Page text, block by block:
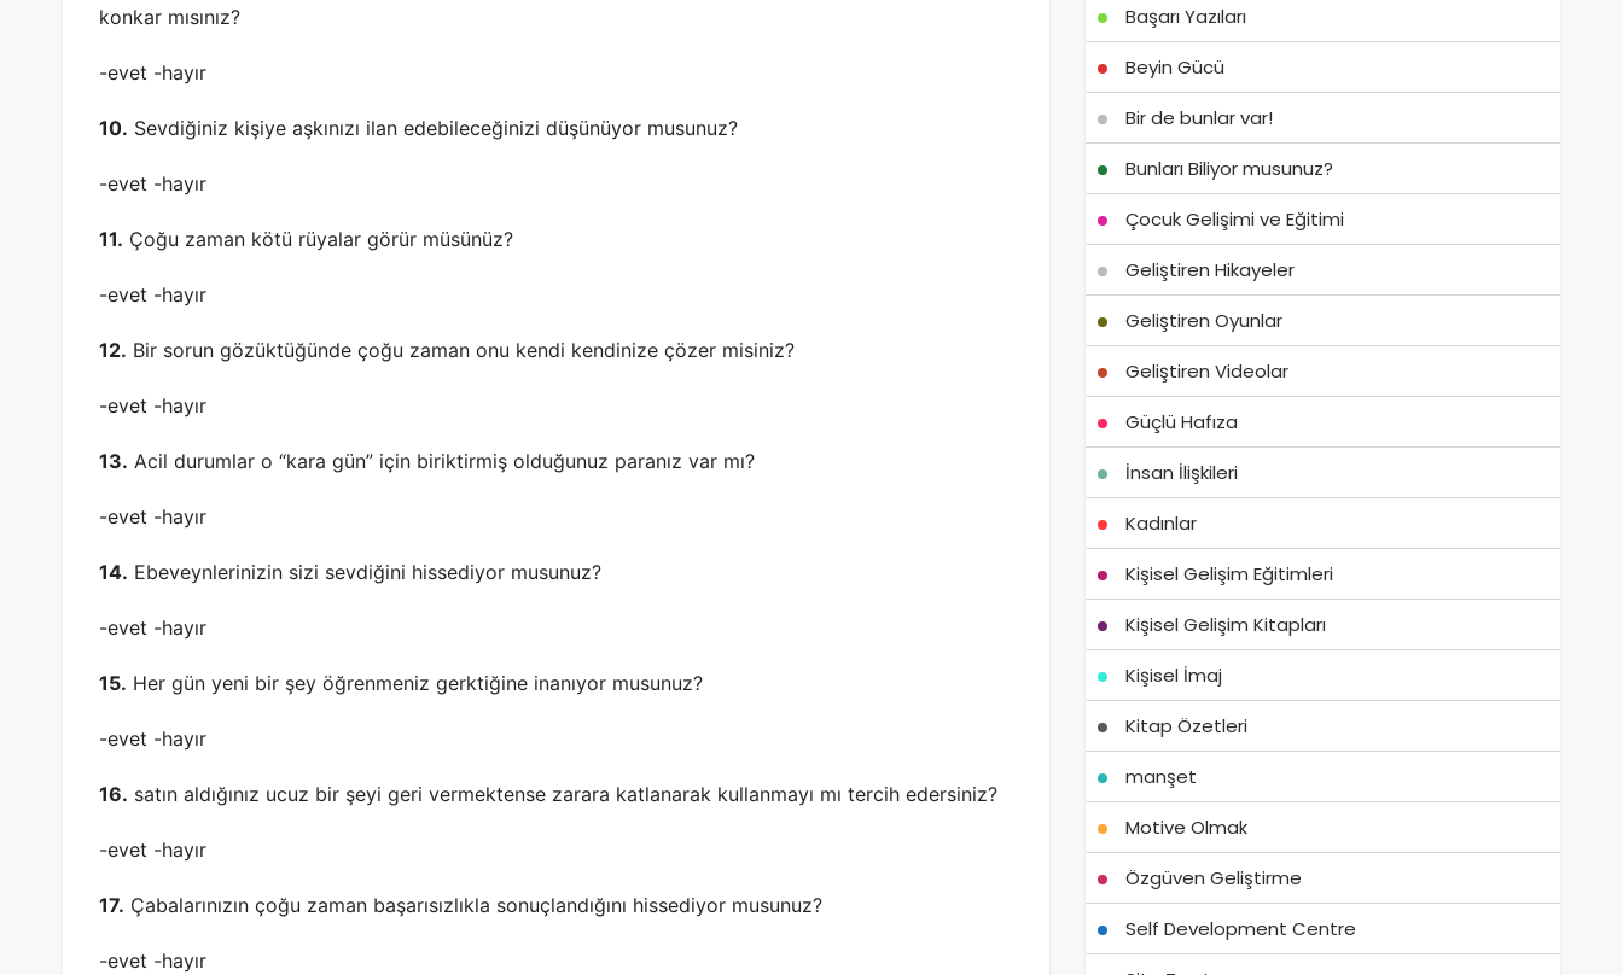
konkar mısınız?
-evet -hayır
10. Sevdiğiniz kişiye aşkınızı ilan edebileceğinizi düşünüyor musunuz?
-evet -hayır
11. Çoğu zaman kötü rüyalar görür müsünüz?
-evet -hayır
12. Bir sorun gözüktüğünde çoğu zaman onu kendi kendinize çözer misiniz?
-evet -hayır
13. Acil durumlar o “kara gün” için biriktirmiş olduğunuz paranız var mı?
-evet -hayır
14. Ebeveynlerinizin sizi sevdiğini hissediyor musunuz?
-evet -hayır
15. Her gün yeni bir şey öğrenmeniz gerktiğine inanıyor musunuz?
-evet -hayır
16. satın aldığınız ucuz bir şeyi geri vermektense zarara katlanarak kullanmayı mı tercih edersiniz?
-evet -hayır
17. Çabalarınızın çoğu zaman başarısızlıkla sonuçlandığını hissediyor musunuz?
-evet -hayır
Başarı Yazıları
Beyin Gücü
Bir de bunlar var!
Bunları Biliyor musunuz?
Çocuk Gelişimi ve Eğitimi
Geliştiren Hikayeler
Geliştiren Oyunlar
Geliştiren Videolar
Güçlü Hafıza
İnsan İlişkileri
Kadınlar
Kişisel Gelişim Eğitimleri
Kişisel Gelişim Kitapları
Kişisel İmaj
Kitap Özetleri
manşet
Motive Olmak
Özgüven Geliştirme
Self Development Centre